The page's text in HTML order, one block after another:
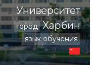
Университет
город Харбин
язык обучения